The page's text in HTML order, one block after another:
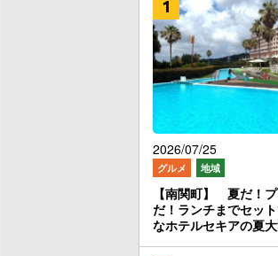
2026/07/25
グルメ 地域
【南関町】 夏だ！
だ！ランチまでセッ
なホテルセキアの夏